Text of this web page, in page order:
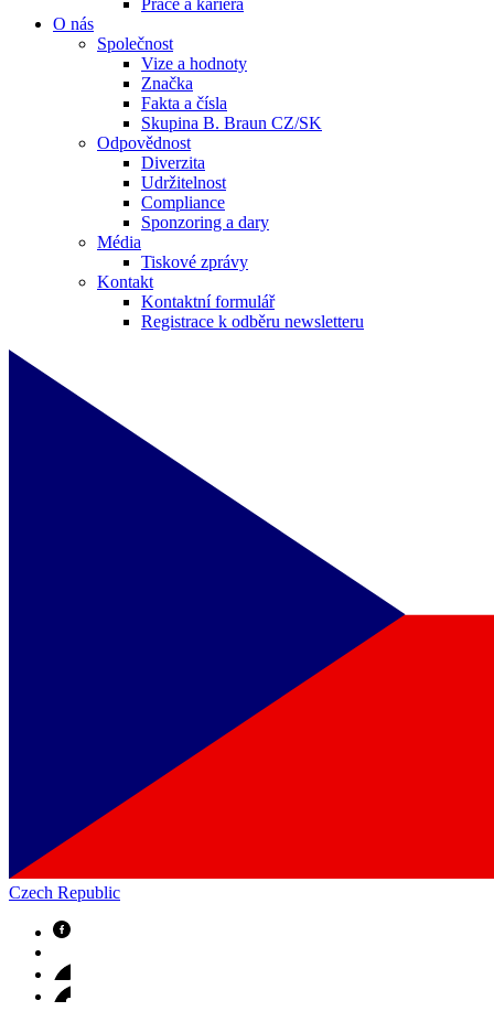
Práce a kariéra
O nás
Společnost
Vize a hodnoty
Značka
Fakta a čísla
Skupina B. Braun CZ/SK
Odpovědnost
Diverzita
Udržitelnost
Compliance
Sponzoring a dary
Média
Tiskové zprávy
Kontakt
Kontaktní formulář
Registrace k odběru newsletteru
Czech Republic